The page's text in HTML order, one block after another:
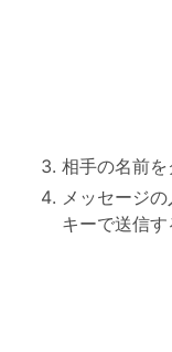
相手の名前
メッセージ
キーで送信す